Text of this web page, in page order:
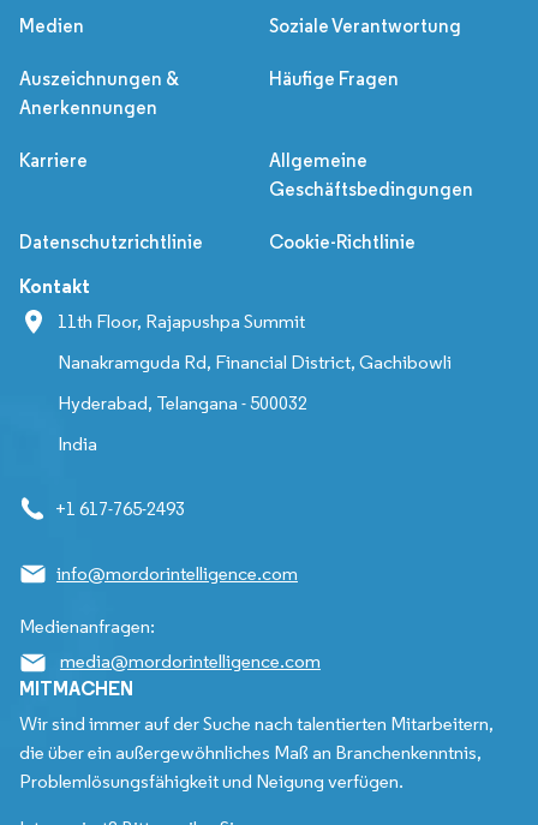
Medien Soziale Verantwortung
Auszeichnungen &
Anerkennungen
Häufige Fragen
Karriere
Allgemeine
Geschäftsbedingungen
Datenschutzrichtlinie Cookie-Richtlinie
Kontakt
11th Floor, Rajapushpa Summit
Nanakramguda Rd, Financial District, Gachibowli
Hyderabad, Telangana - 500032
India
+1 617-765-2493
info@mordorintelligence.com
Medienanfragen:
media@mordorintelligence.com
MITMACHEN
Wir sind immer auf der Suche nach talentierten Mitarbeitern,
die über ein außergewöhnliches Maß an Branchenkenntnis,
Problemlösungsfähigkeit und Neigung verfügen.